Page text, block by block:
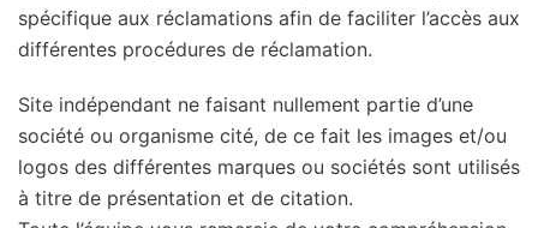
spécifique aux réclamations afin de faciliter l’accès aux
différentes procédures de réclamation.
Site indépendant ne faisant nullement partie d’une
société ou organisme cité, de ce fait les images et/ou
logos des différentes marques ou sociétés sont utilisés
à titre de présentation et de citation.